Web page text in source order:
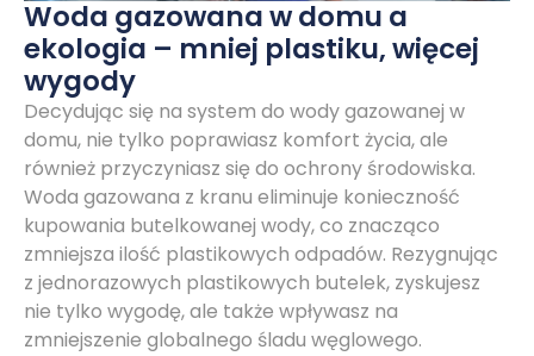
Woda gazowana w domu a
ekologia – mniej plastiku, więcej
wygody
Decydując się na system do wody gazowanej w
domu, nie tylko poprawiasz komfort życia, ale
również przyczyniasz się do ochrony środowiska.
Woda gazowana z kranu eliminuje konieczność
kupowania butelkowanej wody, co znacząco
zmniejsza ilość plastikowych odpadów. Rezygnując
z jednorazowych plastikowych butelek, zyskujesz
nie tylko wygodę, ale także wpływasz na
zmniejszenie globalnego śladu węglowego.